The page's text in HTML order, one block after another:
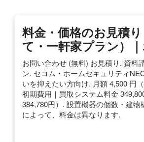
料金・価格のお見積
て・一軒家プラン）
お問い合わせ (無料) お見積り. 資料
ン. セコム・ホームセキュリティ
いを抑えたい方向け. 月額 4,500 円
初期費用｜買取システム料金
384,780円）. 設置機器の個数・建物
によって、料金は異なります.